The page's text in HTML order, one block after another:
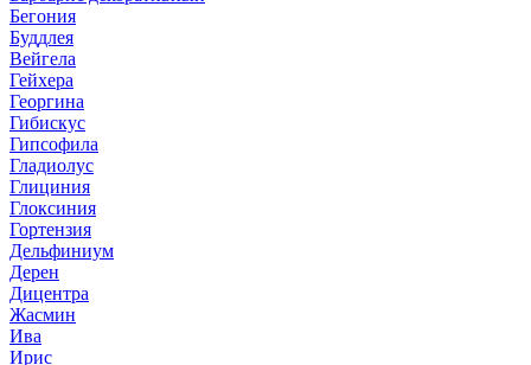
Бегония
Буддлея
Вейгела
Гейхера
Георгина
Гибискус
Гипсофила
Гладиолус
Глициния
Глоксиния
Гортензия
Дельфиниум
Дерен
Дицентра
Жасмин
Ива
Ирис